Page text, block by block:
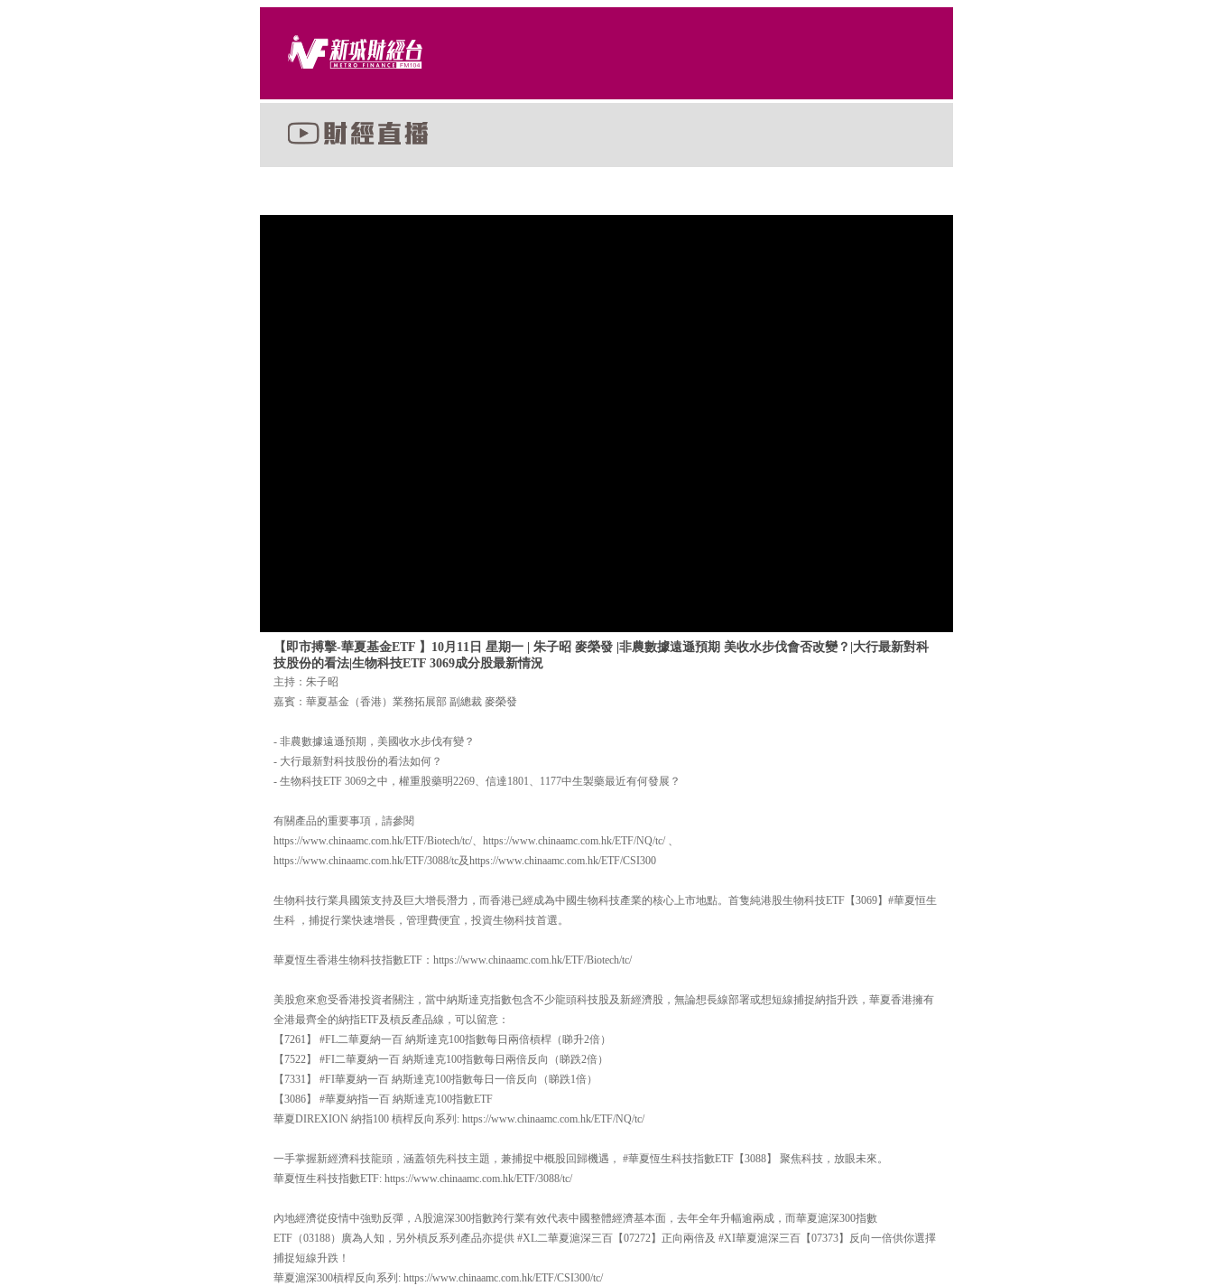
【即市搏擊-華夏基金ETF 】10月11日 星期一 | 朱子昭 麥榮發 |非農數據遠遜預期 美收水步伐會否改變？|大行最新對科
技股份的看法|生物科技ETF 3069成分股最新情況
主持：朱子昭
嘉賓：華夏基金（香港）業務拓展部 副總裁 麥榮發
- 非農數據遠遜預期，美國收水步伐有變？
- 大行最新對科技股份的看法如何？
- 生物科技ETF 3069之中，權重股藥明2269、信達1801、1177中生製藥最近有何發展？
有關產品的重要事項，請參閱
https://www.chinaamc.com.hk/ETF/Biotech/tc/、https://www.chinaamc.com.hk/ETF/NQ/tc/ 、
https://www.chinaamc.com.hk/ETF/3088/tc及https://www.chinaamc.com.hk/ETF/CSI300
生物科技行業具國策支持及巨大增長潛力，而香港已經成為中國生物科技產業的核心上市地點。首隻純港股生物科技ETF【3069】#華夏恒生
生科 ，捕捉行業快速增長，管理費便宜，投資生物科技首選。
華夏恆生香港生物科技指數ETF：https://www.chinaamc.com.hk/ETF/Biotech/tc/
美股愈來愈受香港投資者關注，當中納斯達克指數包含不少龍頭科技股及新經濟股，無論想長線部署或想短線捕捉納指升跌，華夏香港擁有
全港最齊全的納指ETF及槓反產品線，可以留意：
【7261】 #FL二華夏納一百 納斯達克100指數每日兩倍槓桿（睇升2倍）
【7522】 #FI二華夏納一百 納斯達克100指數每日兩倍反向（睇跌2倍）
【7331】 #FI華夏納一百 納斯達克100指數每日一倍反向（睇跌1倍）
【3086】 #華夏納指一百 納斯達克100指數ETF
華夏DIREXION 納指100 槓桿反向系列: https://www.chinaamc.com.hk/ETF/NQ/tc/
一手掌握新經濟科技龍頭，涵蓋領先科技主題，兼捕捉中概股回歸機遇， #華夏恆生科技指數ETF【3088】 聚焦科技，放眼未來。
華夏恆生科技指數ETF: https://www.chinaamc.com.hk/ETF/3088/tc/
內地經濟從疫情中強勁反彈，A股滬深300指數跨行業有效代表中國整體經濟基本面，去年全年升幅逾兩成，而華夏滬深300指數
ETF（03188）廣為人知，另外槓反系列產品亦提供 #XL二華夏滬深三百【07272】正向兩倍及 #XI華夏滬深三百【07373】反向一倍供你選擇
捕捉短線升跌！
華夏滬深300槓桿反向系列: https://www.chinaamc.com.hk/ETF/CSI300/tc/